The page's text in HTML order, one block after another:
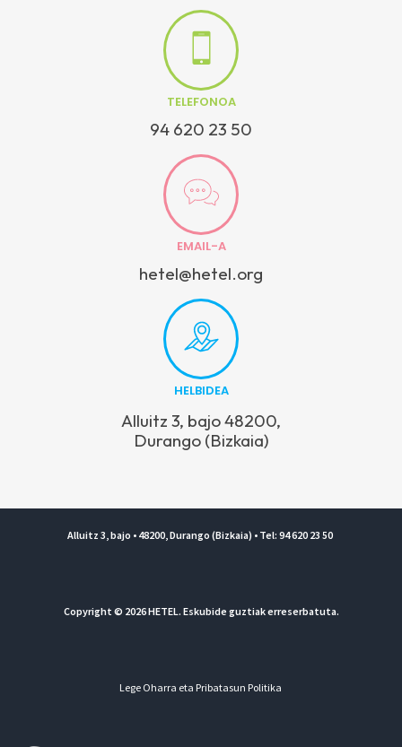
TELEFONOA
94 620 23 50
EMAIL-A
hetel@hetel.org
HELBIDEA
Alluitz 3, bajo 48200,
Durango (Bizkaia)
Alluitz 3, bajo • 48200, Durango (Bizkaia) • Tel: 94 620 23 50
Copyright © 2026 HETEL. Eskubide guztiak erreserbatuta.
Lege Oharra eta Pribatasun Politika